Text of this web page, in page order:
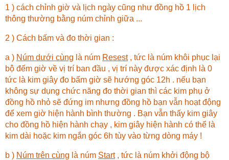
1 ) cách chỉnh giờ và lịch ngày cũng như đồng hồ 1 lịch
thông thường bằng núm chỉnh giữa ...
2 ) Cách bấm và đo thời gian :
a ) Núm dưới cùng là núm Resest, tức là núm khôi phục lại
bộ đếm giờ về vị trí ban đầu , vị trí này được xác định là 0
tức là kim giây đo bấm giờ sẽ hướng góc 12h . nếu bạn
không sự dụng chức năng đo thời gian thì các kim phụ ở
đồng hồ nhỏ sẽ đứng im nhưng đồng hồ bạn vẫn hoạt động
để xem giờ hiện hành bình thường . Bạn vẫn thấy kim giây
cho đồng hồ hiện hành chạy , kim giây hiện hành có thể là
kim dài hoặc kim ngắn góc 6h tùy vào từng dòng máy !
b ) Núm trên cùng là núm Start, tức là núm khởi động bộ